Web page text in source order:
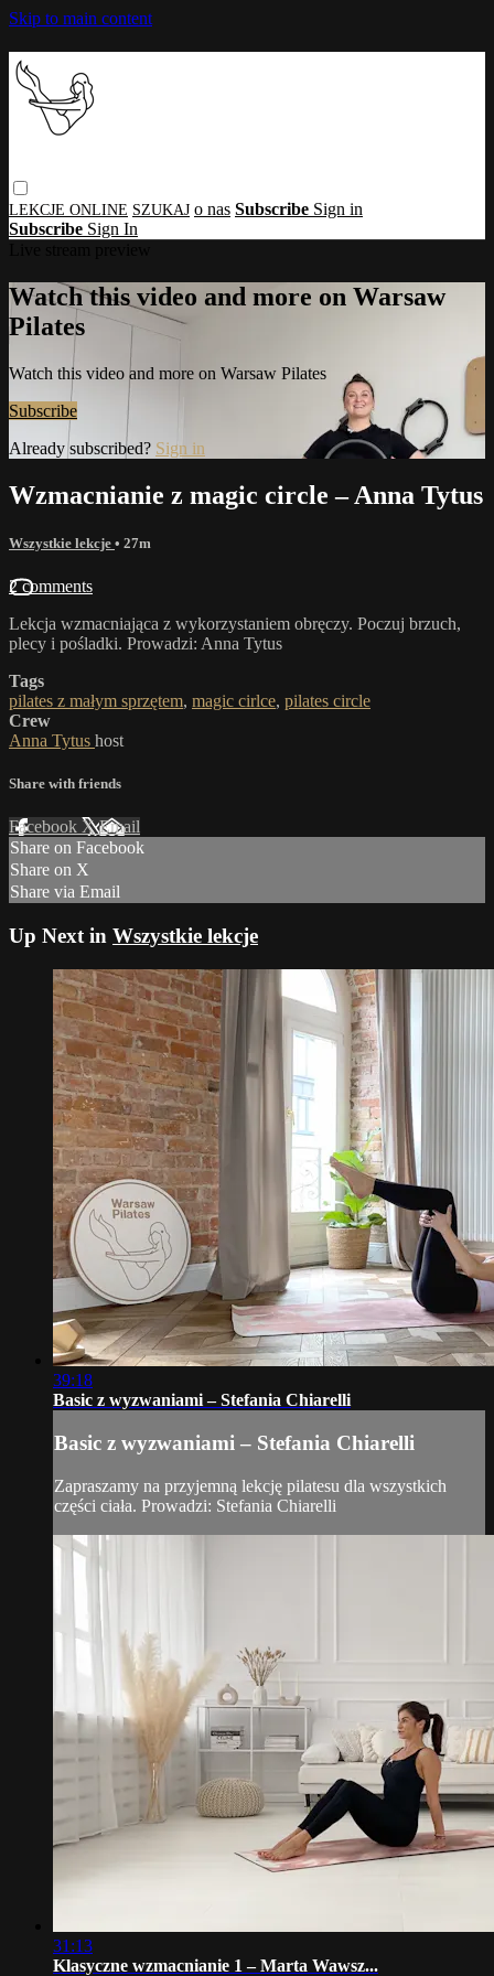
Skip to main content
o nas Subscribe Sign in
Subscribe Sign In
Watch this video and more on Warsaw
Pilates
Watch this video and more on Warsaw Pilates
Subscribe
Already subscribed? Sign in
Wzmacnianie z magic circle – Anna Tytus
Wszystkie lekcje • 27m
2 comments
Lekcja wzmacniająca z wykorzystaniem obręczy. Poczuj brzuch,
plecy i pośladki. Prowadzi: Anna Tytus
Tags
pilates z małym sprzętem, magic cirlce, pilates circle
Crew
Anna Tytus host
Share with friends
Facebook XEmail
Share on Facebook
Share on X
Share via Email
Up Next in Wszystkie lekcje
39:18
Basic z wyzwaniami – Stefania Chiarelli
Basic z wyzwaniami – Stefania Chiarelli
Zapraszamy na przyjemną lekcję pilatesu dla wszystkich
części ciała. Prowadzi: Stefania Chiarelli
31:13
Klasyczne wzmacnianie 1 – Marta Wawsz...